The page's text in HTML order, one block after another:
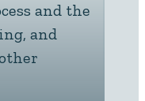
and the
and